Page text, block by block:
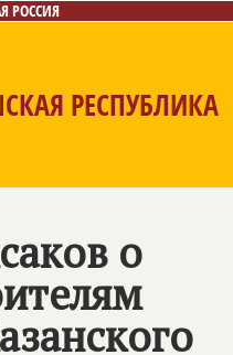
РОССИЯ
РЕСПУБЛИКА
о